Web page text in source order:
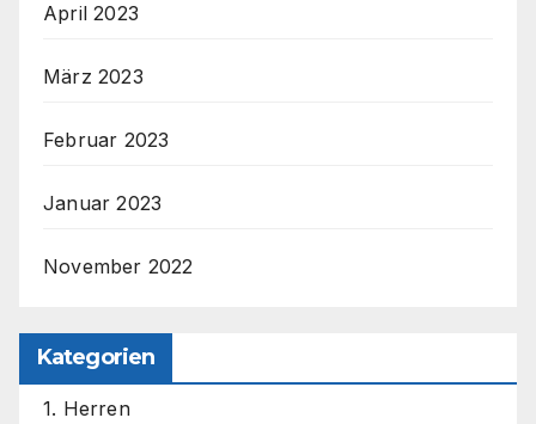
April 2023
März 2023
Februar 2023
Januar 2023
November 2022
Kategorien
1. Herren